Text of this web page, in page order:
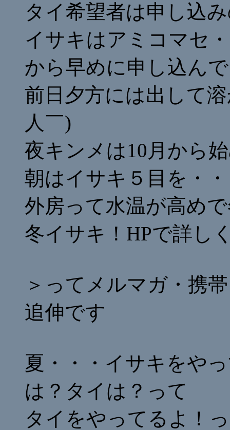
タイ希望者は申し込
イサキはアミコマセ
から早めに申し込ん
前日夕方には出して
人￣)
夜キンメは10月から
朝はイサキ５目を・
外房って水温が高め
冬イサキ！HPで詳し
＞ってメルマガ・携
追伸です
夏・・・イサキをや
は？タイは？って
タイをやってるよ！